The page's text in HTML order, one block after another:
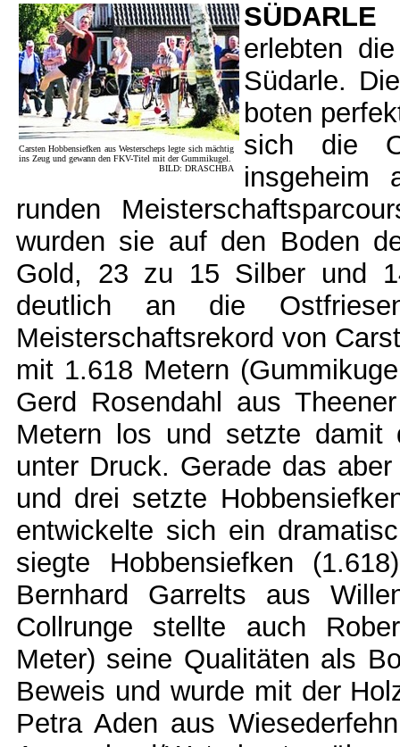
Carsten Hobbensiefken aus Westerscheps legte sich mächtig
ins Zeug und gewann den FKV-Titel mit der Gummikugel.
BILD: DRASCHBA
SÜDARLE
erlebten
Südarle.
boten
sich die
insgeheim
runden
wurden sie auf den Boden
Gold, 23 zu 15 Silber und
deutlich an die
Meisterschaftsrekord von
mit 1.618 Metern
Gerd Rosendahl aus
Metern los und setzte damit
unter Druck. Gerade das
und drei setzte
entwickelte sich ein
siegte Hobbensiefken
Bernhard Garrelts aus
Collrunge stellte auch
Meter) seine Qualitäten als
Beweis und wurde mit der
Petra Aden aus